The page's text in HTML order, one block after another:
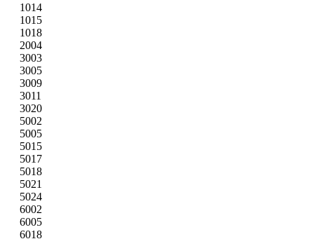
1014
1015
1018
2004
3003
3005
3009
3011
3020
5002
5005
5015
5017
5018
5021
5024
6002
6005
6018